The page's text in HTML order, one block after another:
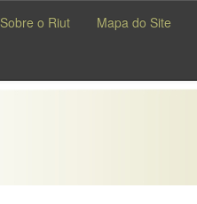
Sobre o Riut Mapa do Site